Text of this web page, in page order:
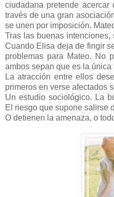
ciudadana pretende
través de una gran
se unen por imposición.
Tras las buenas
Cuando Elisa deja de fingir
problemas para Mateo. No
ambos sepan que es la
La atracción entre ellos
primeros en verse afectados
Un estudio sociológico. La
El riesgo que supone salirse
O detienen la amenaza, o